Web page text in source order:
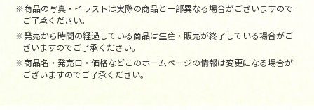
※商品の写真・イラストは実際の商品と一部異なる場合がございますので
ご了承ください。
※発売から時間の経過している商品は生産・販売が終了している場合がご
ざいますのでご了承ください。
※商品名・発売日・価格などこのホームページの情報は変更になる場合が
ございますのでご了承ください。